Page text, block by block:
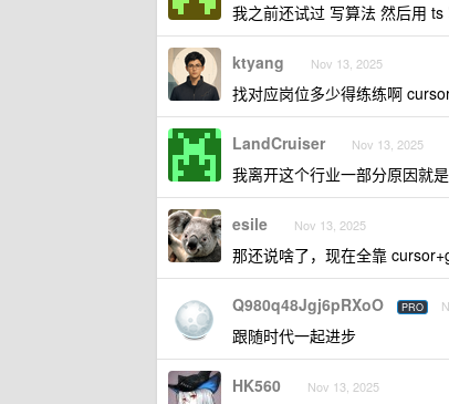
我之前还试过 写算法 然后用
ktyang Nov 13, 2025
找对应岗位多少得练练啊
LandCruiser Nov 13, 2025
我离开这个行业一部分原因就
esile Nov 13, 2025
那还说啥了，现在全靠
Q980q48Jgj6pRXoO PRO
跟随时代一起进步
HK560 Nov 13, 2025